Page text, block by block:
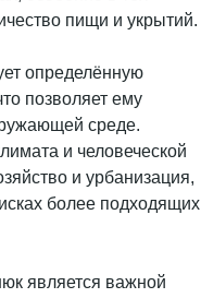
пищи и укрытий.
определённую
позволяет ему
среде.
и человеческой
и урбанизация,
более подходящих
является важной